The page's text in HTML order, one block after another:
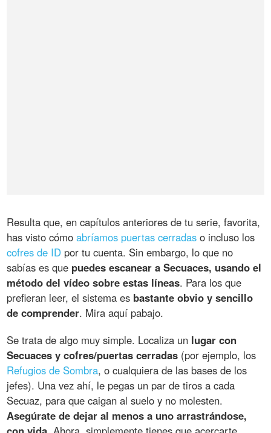
Resulta que, en capítulos anteriores de tu serie, favorita,
has visto cómoabríamos puertas cerradas o incluso los
cofres de ID por tu cuenta. Sin embargo, lo que no
sabías es que puedes escanear a Secuaces, usando el
método del vídeo sobre estas líneas. Para los que
prefieran leer, el sistema es bastante obvio y sencillo
de comprender. Mira aquí pabajo.
Se trata de algo muy simple. Localiza un lugar con
Secuaces y cofres/puertas cerradas (por ejemplo, los
Refugios de Sombra, o cualquiera de las bases de los
jefes). Una vez ahí, le pegas un par de tiros a cada
Secuaz, para que caigan al suelo y no molesten.
Asegúrate de dejar al menos a uno arrastrándose,